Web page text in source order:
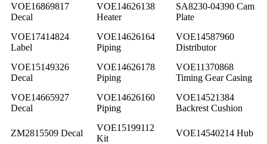
VOE16869817
Decal
VOE14626138
Heater
SA8230-04390 Cam
Plate
VOE17414824
Label
VOE14626164
Piping
VOE14587960
Distributor
VOE15149326
Decal
VOE14626178
Piping
VOE11370868
Timing Gear Casing
VOE14665927
Decal
VOE14626160
Piping
VOE14521384
Backrest Cushion
ZM2815509 Decal
VOE15199112
Kit
VOE14540214 Hub